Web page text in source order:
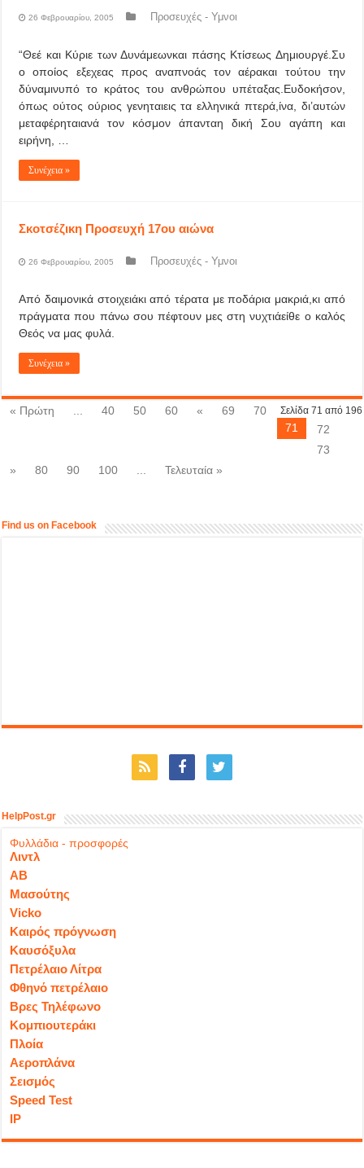
26 Φεβρουαρίου, 2005 Προσευχές - Υμνοι
“Θεέ και Κύριε των Δυνάμεωνκαι πάσης Κτίσεως Δημιουργέ.Συ
ο οποίος εξεχεας προς αναπνοάς τον αέρακαι τούτου την
δύναμινυπό το κράτος του ανθρώπου υπέταξας.Ευδοκήσον,
όπως ούτος ούριος γενηταιεις τα ελληνικά πτερά,ίνα, δι’αυτών
μεταφέρηταιανά τον κόσμον άπανταη δική Σου αγάπη και
ειρήνη, …
Συνέχεια »
Σκοτσέζικη Προσευχή 17ου αιώνα
26 Φεβρουαρίου, 2005 Προσευχές - Υμνοι
Από δαιμονικά στοιχειάκι από τέρατα με ποδάρια μακριά,κι από
πράγματα που πάνω σου πέφτουν μες στη νυχτιάείθε ο καλός
Θεός να μας φυλά.
Συνέχεια »
Σελίδα 71 από 196
« Πρώτη 40 50 60 « 69
70
71
72
73
»
80 90 100 Τελευταία »
Find us on Facebook
HelpPost.gr
Φυλλάδια - προσφορές
Λιντλ
ΑΒ
Μασούτης
Vicko
Καιρός πρόγνωση
Καυσόξυλα
Πετρέλαιο Λίτρα
Φθηνό πετρέλαιο
Βρες Τηλέφωνο
Κομπιουτεράκι
Πλοία
Αεροπλάνα
Σεισμός
Speed Test
IP